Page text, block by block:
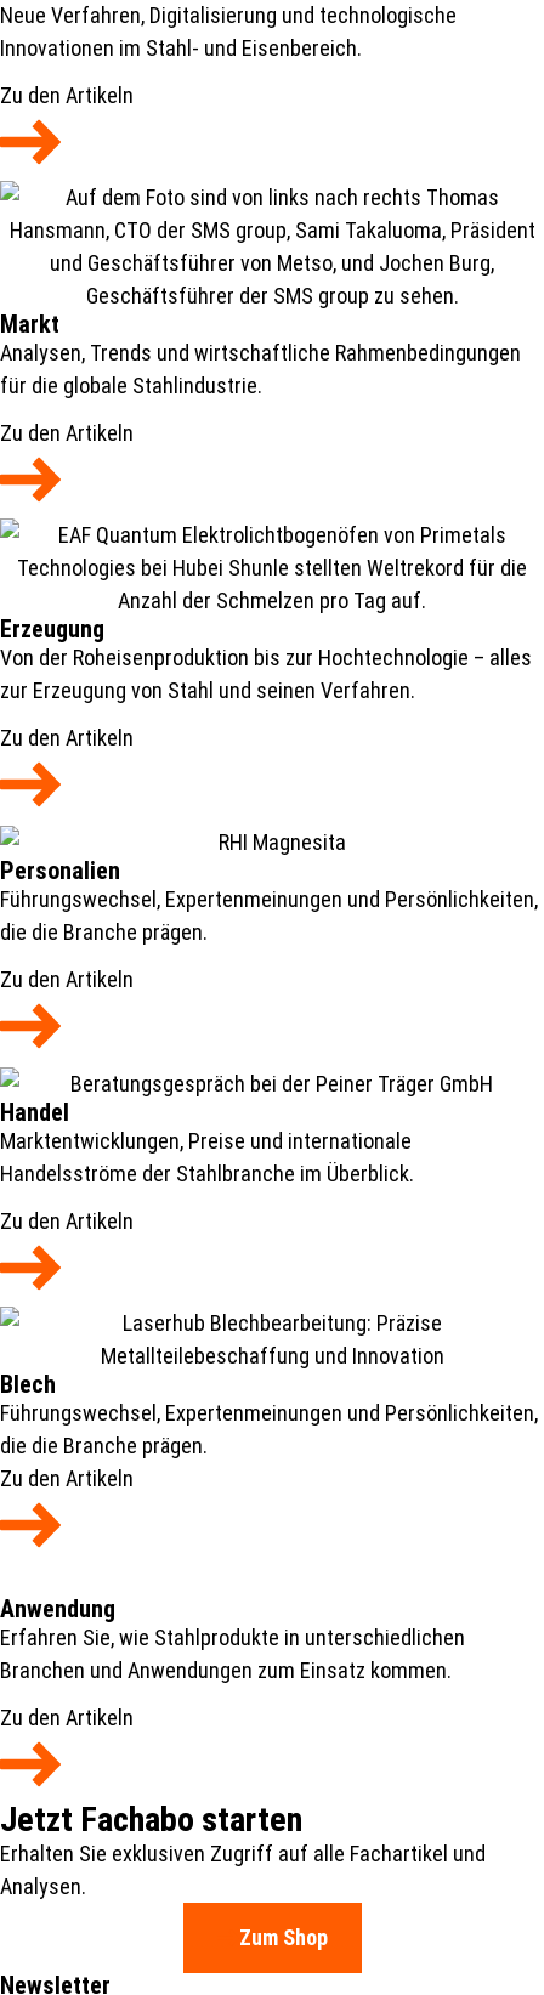
Neue Verfahren, Digitalisierung und technologische
Innovationen im Stahl- und Eisenbereich.
Zu den Artikeln
Markt
Analysen, Trends und wirtschaftliche Rahmenbedingungen
für die globale Stahlindustrie.
Zu den Artikeln
Erzeugung
Von der Roheisenproduktion bis zur Hochtechnologie – alles
zur Erzeugung von Stahl und seinen Verfahren.
Zu den Artikeln
Personalien
Führungswechsel, Expertenmeinungen und Persönlichkeiten,
die die Branche prägen.
Zu den Artikeln
Handel
Marktentwicklungen, Preise und internationale
Handelsströme der Stahlbranche im Überblick.
Zu den Artikeln
Blech
Führungswechsel, Expertenmeinungen und Persönlichkeiten,
die die Branche prägen.
Zu den Artikeln
Anwendung
Erfahren Sie, wie Stahlprodukte in unterschiedlichen
Branchen und Anwendungen zum Einsatz kommen.
Zu den Artikeln
Jetzt Fachabo starten
Erhalten Sie exklusiven Zugriff auf alle Fachartikel und
Analysen.
Zum Shop
Newsletter